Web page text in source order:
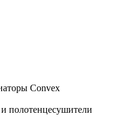
Convex
полотенцесушители